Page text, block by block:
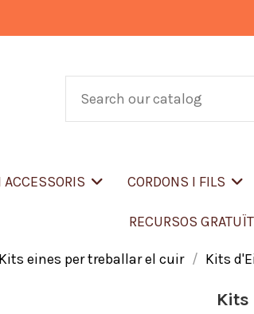
ACCESSORIS CORDONS I FILS
RECURSOS
Kits eines per treballar el cuir Kits
Kits